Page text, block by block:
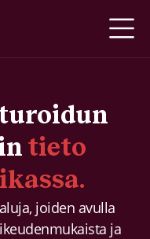
tieto
joiden avulla
ja